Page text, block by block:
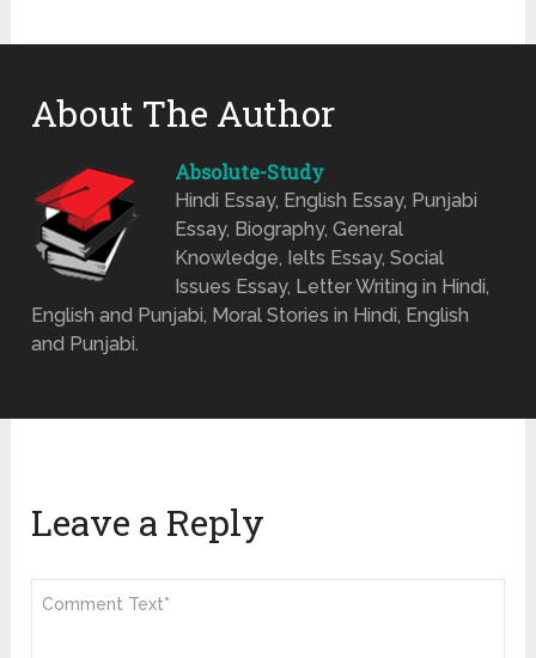
About The Author
Absolute-Study
Hindi Essay, English Essay, Punjabi
Essay, Biography, General
Knowledge, Ielts Essay, Social
Issues Essay, Letter Writing in Hindi,
English and Punjabi, Moral Stories in Hindi, English
and Punjabi.
Leave a Reply